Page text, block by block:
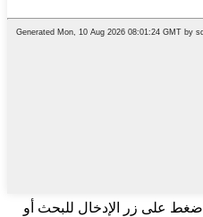
اضغط على زر الإدخال للبحث أو